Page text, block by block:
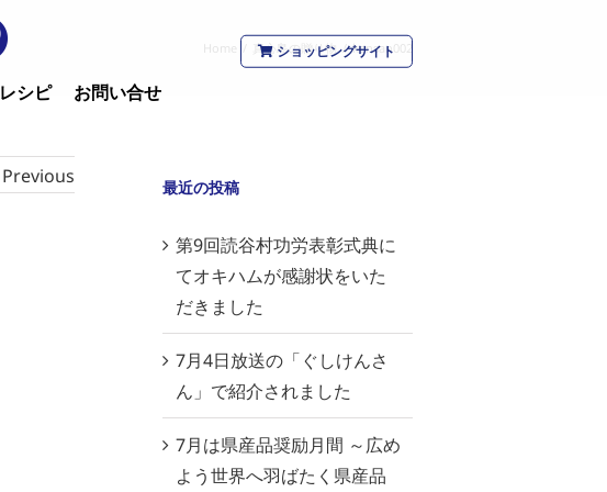
ショッピングサイト
レシピ お問い合せ
Home 真心島の贈り物 / kensan002
Previous 最近の投稿
第9回読谷村功労表彰式典に
てオキハムが感謝状をいた
だきました
7月4日放送の「ぐしけんさ
ん」で紹介されました
7月は県産品奨励月間 ～広め
よう世界へ羽ばたく県産品